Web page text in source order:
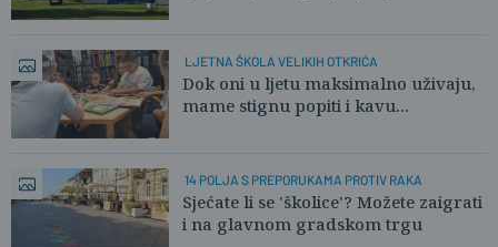
LJETNA ŠKOLA VELIKIH OTKRIĆA
Dok oni u ljetu maksimalno uživaju,
mame stignu popiti i kavu...
14 POLJA S PREPORUKAMA PROTIV RAKA
Sjećate li se 'školice'? Možete zaigrati
i na glavnom gradskom trgu